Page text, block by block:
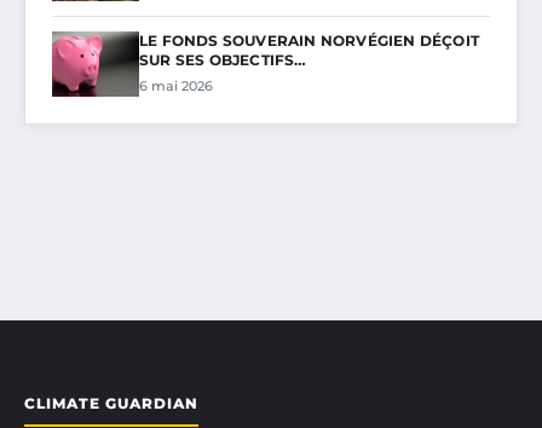
LE FONDS SOUVERAIN NORVÉGIEN DÉÇOIT
SUR SES OBJECTIFS…
6 mai 2026
CLIMATE GUARDIAN